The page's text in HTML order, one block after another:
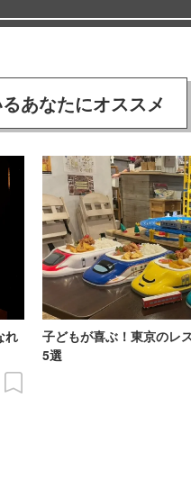
あなたにオススメ
れ
子どもが喜ぶ！東京のレ
5選